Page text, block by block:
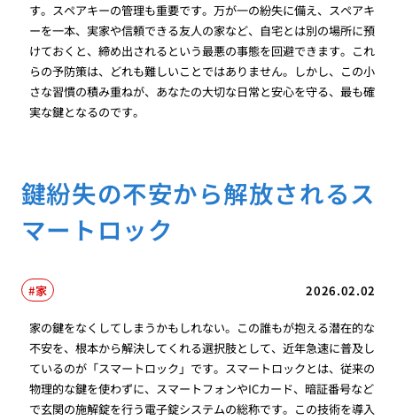
す。スペアキーの管理も重要です。万が一の紛失に備え、スペアキ
ーを一本、実家や信頼できる友人の家など、自宅とは別の場所に預
けておくと、締め出されるという最悪の事態を回避できます。これ
らの予防策は、どれも難しいことではありません。しかし、この小
さな習慣の積み重ねが、あなたの大切な日常と安心を守る、最も確
実な鍵となるのです。
鍵紛失の不安から解放されるス
マートロック
2026.02.02
家
家の鍵をなくしてしまうかもしれない。この誰もが抱える潜在的な
不安を、根本から解決してくれる選択肢として、近年急速に普及し
ているのが「スマートロック」です。スマートロックとは、従来の
物理的な鍵を使わずに、スマートフォンやICカード、暗証番号など
で玄関の施解錠を行う電子錠システムの総称です。この技術を導入